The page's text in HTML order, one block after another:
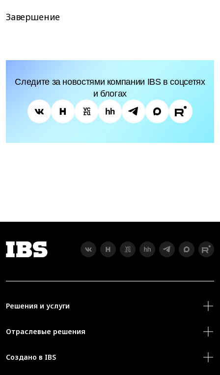
Завершение
Следите за новостями компании IBS в соцсетях
и блогах
Решения и услуги
Отраслевые решения
Создано в IBS